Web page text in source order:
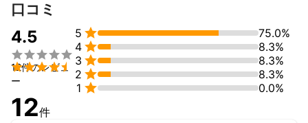
税理士としての経験は浅いですが、お客様に寄り添い、小規模な
口コミ
4.5


12件のレビュ
ー
5 
75.0%
4 
8.3%
3 
8.3%
2 
8.3%
1  0.0%
12件